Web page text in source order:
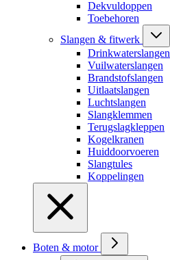
Dekvuldoppen
Toebehoren
Slangen & fitwerk
Drinkwaterslangen
Vuilwaterslangen
Brandstofslangen
Uitlaatslangen
Luchtslangen
Slangklemmen
Terugslagkleppen
Kogelkranen
Huiddoorvoeren
Slangtules
Koppelingen
Boten & motor